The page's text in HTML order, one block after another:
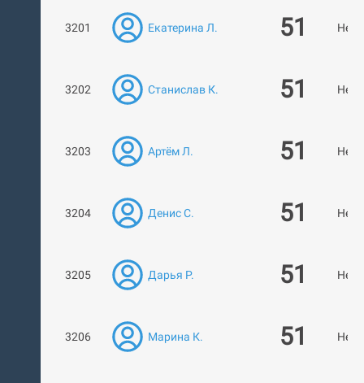
3201 Екатерина Л. 51 Нет
3202 Станислав К. 51 Нет
3203 Артём Л. 51 Нет
3204 Денис С. 51 Нет
3205 Дарья Р. 51 Нет
3206 Марина К. 51 Нет